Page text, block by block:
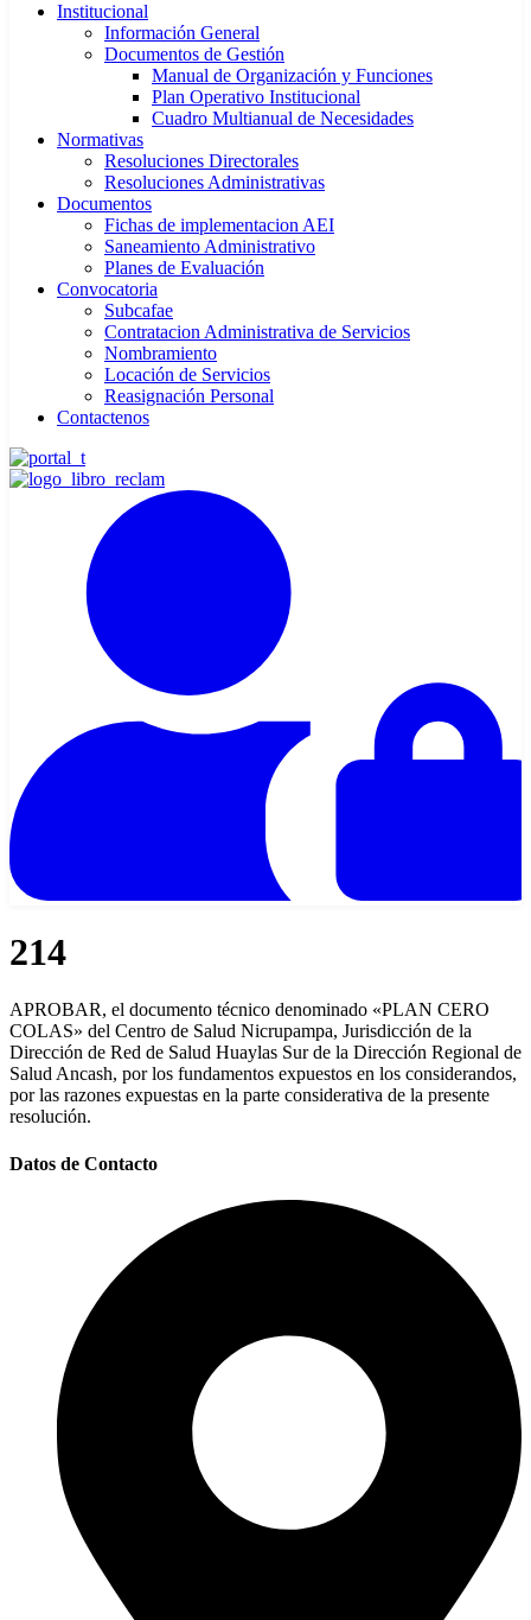
Institucional
Información General
Documentos de Gestión
Manual de Organización y Funciones
Plan Operativo Institucional
Cuadro Multianual de Necesidades
Normativas
Resoluciones Directorales
Resoluciones Administrativas
Documentos
Fichas de implementacion AEI
Saneamiento Administrativo
Planes de Evaluación
Convocatoria
Subcafae
Contratacion Administrativa de Servicios
Nombramiento
Locación de Servicios
Reasignación Personal
Contactenos
214
APROBAR, el documento técnico denominado «PLAN CERO
COLAS» del Centro de Salud Nicrupampa, Jurisdicción de la
Dirección de Red de Salud Huaylas Sur de la Dirección Regional de
Salud Ancash, por los fundamentos expuestos en los considerandos,
por las razones expuestas en la parte considerativa de la presente
resolución.
Datos de Contacto